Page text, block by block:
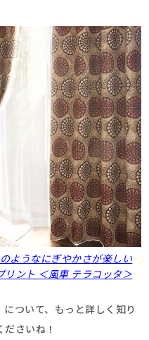
ようなにぎやかさが楽しい
ント ＜風車 テラコッタ＞
ついて、もっと詳しく知り
さいね！